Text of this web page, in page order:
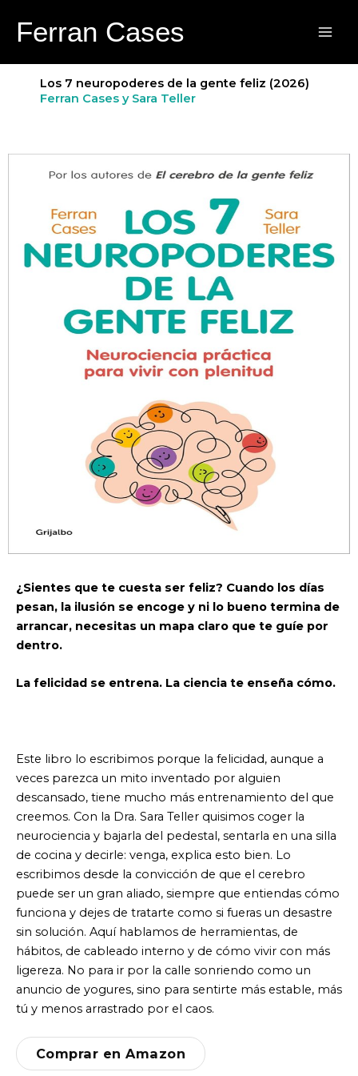
Ferran Cases
Los 7 neuropoderes de la gente feliz (2026)
Ferran Cases y Sara Teller
¿Sientes que te cuesta ser feliz? Cuando los días
pesan, la ilusión se encoge y ni lo bueno termina de
arrancar, necesitas un mapa claro que te guíe por
dentro.
La felicidad se entrena. La ciencia te enseña cómo.
Este libro lo escribimos porque la felicidad, aunque a
veces parezca un mito inventado por alguien
descansado, tiene mucho más entrenamiento del que
creemos. Con la Dra. Sara Teller quisimos coger la
neurociencia y bajarla del pedestal, sentarla en una silla
de cocina y decirle: venga, explica esto bien. Lo
escribimos desde la convicción de que el cerebro
puede ser un gran aliado, siempre que entiendas cómo
funciona y dejes de tratarte como si fueras un desastre
sin solución. Aquí hablamos de herramientas, de
hábitos, de cableado interno y de cómo vivir con más
ligereza. No para ir por la calle sonriendo como un
anuncio de yogures, sino para sentirte más estable, más
tú y menos arrastrado por el caos.
Comprar en Amazon